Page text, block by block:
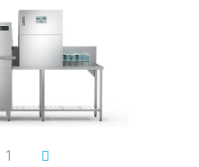
1